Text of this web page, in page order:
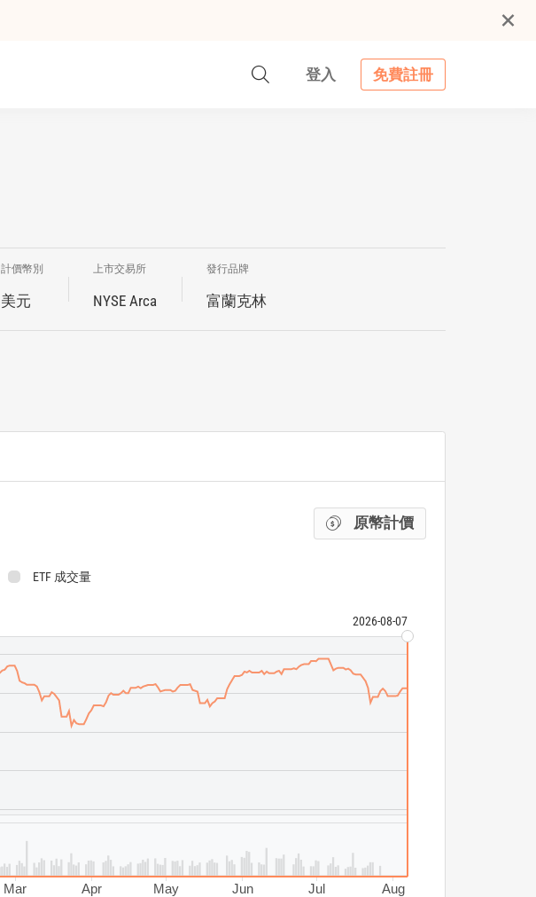
登入 免費註冊
計價幣別
美元
上市交易所
NYSE Arca
發行品牌
富蘭克林
原幣計價
ETF 成交量
2026-08-07
Mar Apr May Jun Jul Aug